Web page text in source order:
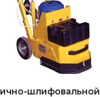
шлифовальной